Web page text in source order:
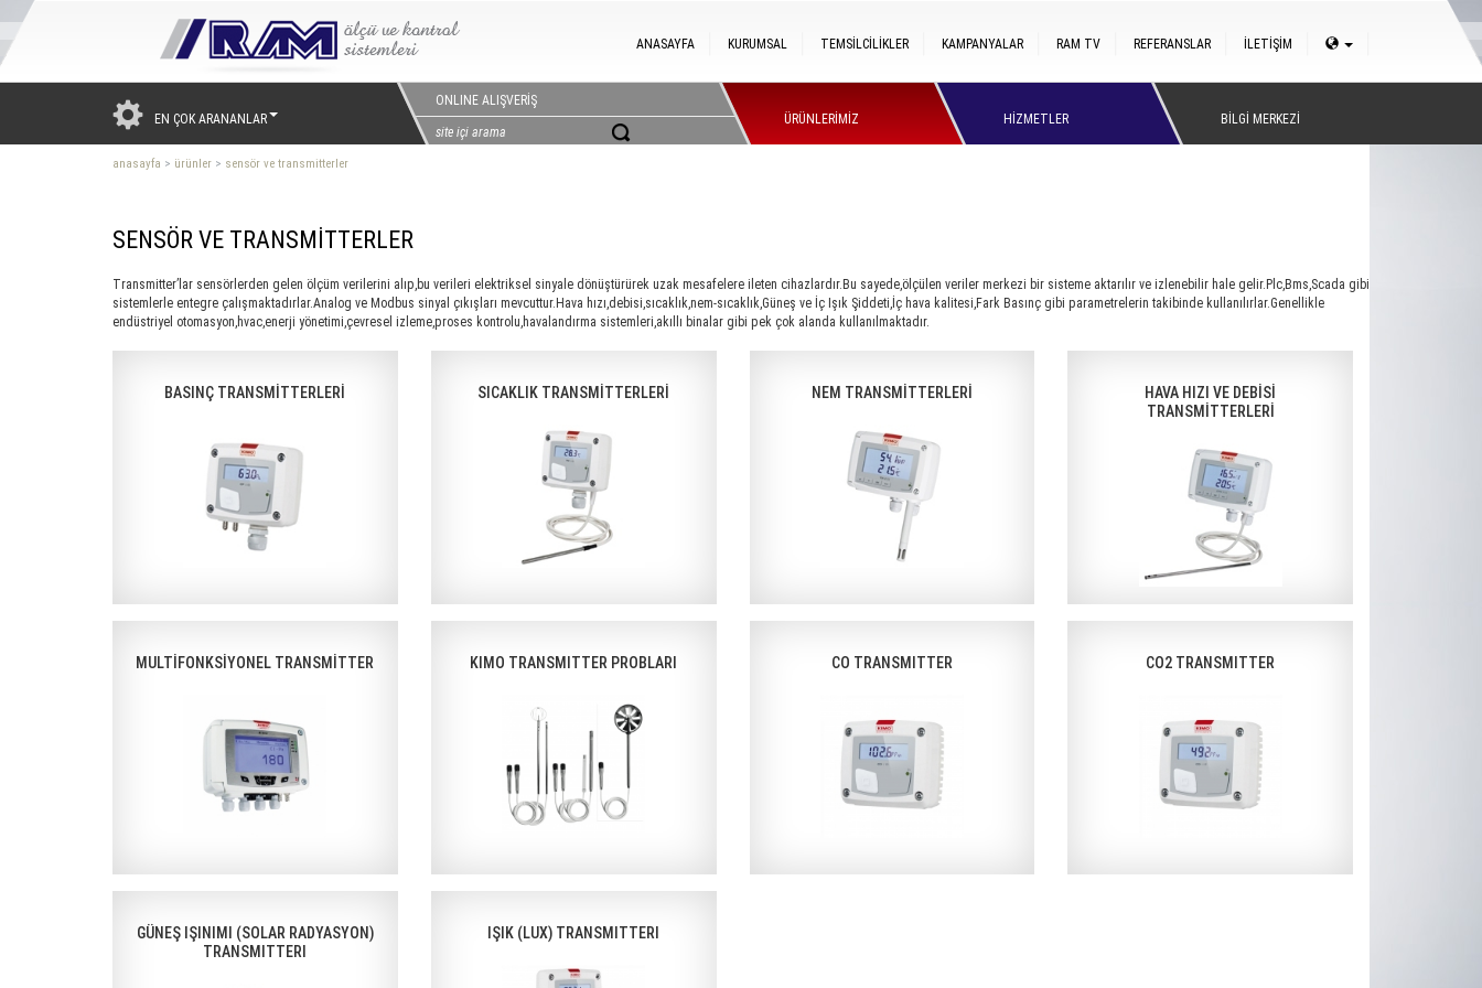
İLETİŞİM
REFERANSLAR
RAM TV
KAMPANYALAR
TEMSİLCİLİKLER
KURUMSAL
ANASAYFA
EN ÇOK ARANANLAR
ONLINE ALIŞVERİŞ
ÜRÜNLERİMİZ
HİZMETLER BİLGİ MERKEZİ
anasayfa > ürünler > sensör ve transmitterler
SENSÖR VE TRANSMİTTERLER
Transmitter’lar sensörlerden gelen ölçüm verilerini alıp,bu verileri elektriksel sinyale dönüştürürek uzak mesafelere ileten cihazlardır.Bu sayede,ölçülen veriler merkezi bir sisteme aktarılır ve izlenebilir hale gelir.Plc,Bms,Scada gibi
sistemlerle entegre çalışmaktadırlar.Analog ve Modbus sinyal çıkışları mevcuttur.Hava hızı,debisi,sıcaklık,nem-sıcaklık,Güneş ve İç Işık Şiddeti,İç hava kalitesi,Fark Basınç gibi parametrelerin takibinde kullanılırlar.Genellikle
endüstriyel otomasyon,hvac,enerji yönetimi,çevresel izleme,proses kontrolu,havalandırma sistemleri,akıllı binalar gibi pek çok alanda kullanılmaktadır.
BASINÇ TRANSMİTTERLERİ SICAKLIK TRANSMİTTERLERİ NEM TRANSMİTTERLERİ
HAVA HIZI VE DEBİSİ
TRANSMİTTERLERİ
MULTİFONKSİYONEL TRANSMİTTER KIMO TRANSMITTER PROBLARI CO TRANSMITTER CO2 TRANSMITTER
GÜNEŞ IŞINIMI (SOLAR RADYASYON)
TRANSMITTERI
IŞIK (LUX) TRANSMITTERI